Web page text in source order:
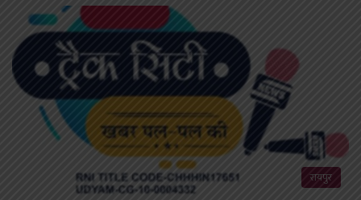
रायपुर